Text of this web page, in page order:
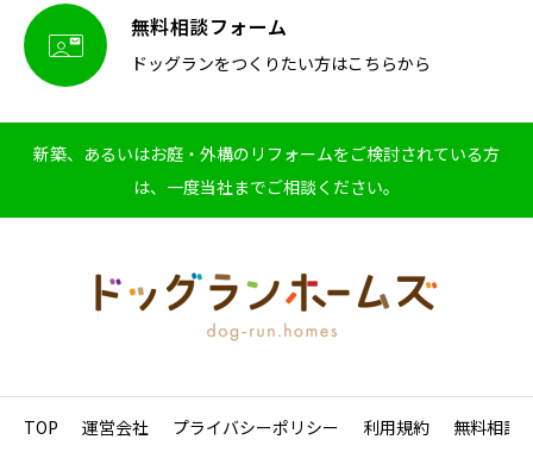
 無料相談フォーム
ドッグランをつくりたい方はこちらから
新築、あるいはお庭・外構のリフォームをご検討されている方
は、一度当社までご相談ください。
TOP 運営会社 プライバシーポリシー 利用規約 無料相談